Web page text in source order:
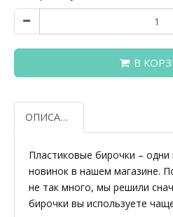
В
ОПИСАНИЕ
Пластиковые бирочки –
новинок в нашем магазине.
не так много, мы решили
бирочки вы используете